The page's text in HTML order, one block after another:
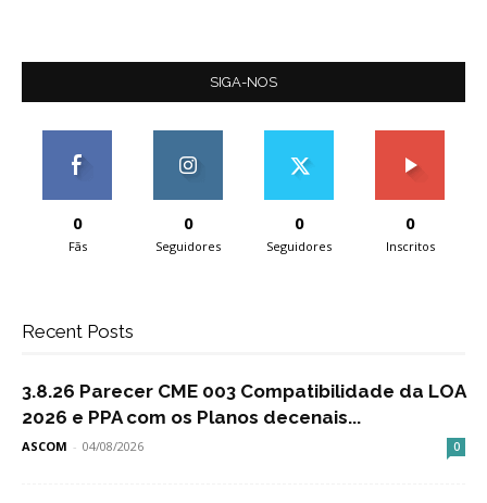
SIGA-NOS
0
Fãs
0
Seguidores
0
Seguidores
0
Inscritos
Recent Posts
3.8.26 Parecer CME 003 Compatibilidade da LOA
2026 e PPA com os Planos decenais...
ASCOM - 04/08/2026 0